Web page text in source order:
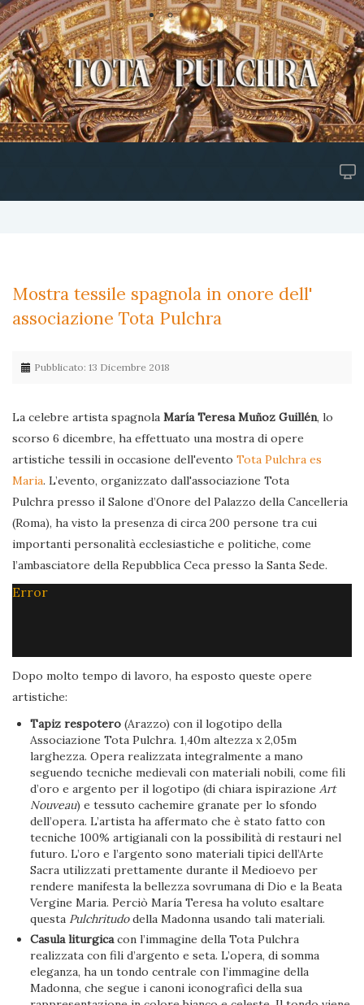
Mostra tessile spagnola in onore dell'
associazione Tota Pulchra
Pubblicato: 13 Dicembre 2018
La celebre artista spagnola María Teresa Muñoz Guillén, lo
scorso 6 dicembre, ha effettuato una mostra di opere
artistiche tessili in occasione dell'evento Tota Pulchra es
Maria. L’evento, organizzato dall'associazione Tota
Pulchra presso il Salone d’Onore del Palazzo della Cancelleria
(Roma), ha visto la presenza di circa 200 persone tra cui
importanti personalità ecclesiastiche e politiche, come
l’ambasciatore della Repubblica Ceca presso la Santa Sede.
Error
Dopo molto tempo di lavoro, ha esposto queste opere
artistiche:
Tapiz respotero (Arazzo) con il logotipo della
Associazione Tota Pulchra. 1,40m altezza x 2,05m
larghezza. Opera realizzata integralmente a mano
seguendo tecniche medievali con materiali nobili, come fili
d’oro e argento per il logotipo (di chiara ispirazioneArt
Nouveau) e tessuto cachemire granate per lo sfondo
dell’opera. L’artista ha affermato che è stato fatto con
tecniche 100% artigianali con la possibilità di restauri nel
futuro. L’oro e l’argento sono materiali tipici dell’Arte
Sacra utilizzati prettamente durante il Medioevo per
rendere manifesta la bellezza sovrumana di Dio e la Beata
Vergine Maria. Perciò María Teresa ha voluto esaltare
questa Pulchritudodella Madonna usando tali materiali.
Casula liturgicacon l’immagine della Tota Pulchra
realizzata con fili d’argento e seta. L’opera, di somma
eleganza, ha un tondo centrale con l’immagine della
Madonna, che segue i canoni iconografici della sua